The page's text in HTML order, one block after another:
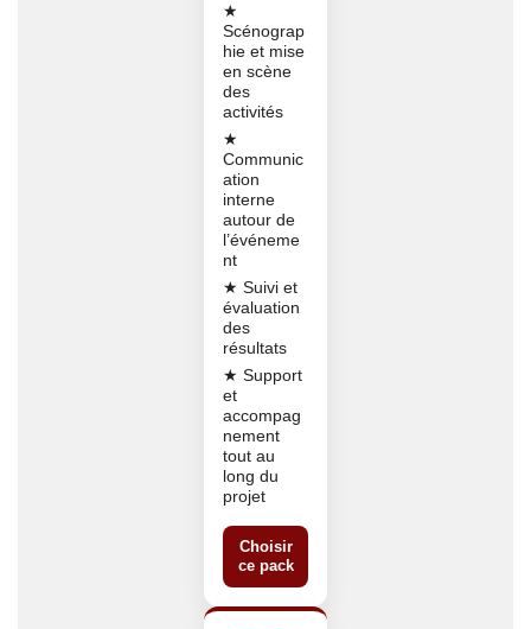
★
Scénograp
hie et mise
en scène
des
activités
★
Communic
ation
interne
autour de
l’événeme
nt
★ Suivi et
évaluation
des
résultats
★ Support
et
accompag
nement
tout au
long du
projet
Choisir
ce pack